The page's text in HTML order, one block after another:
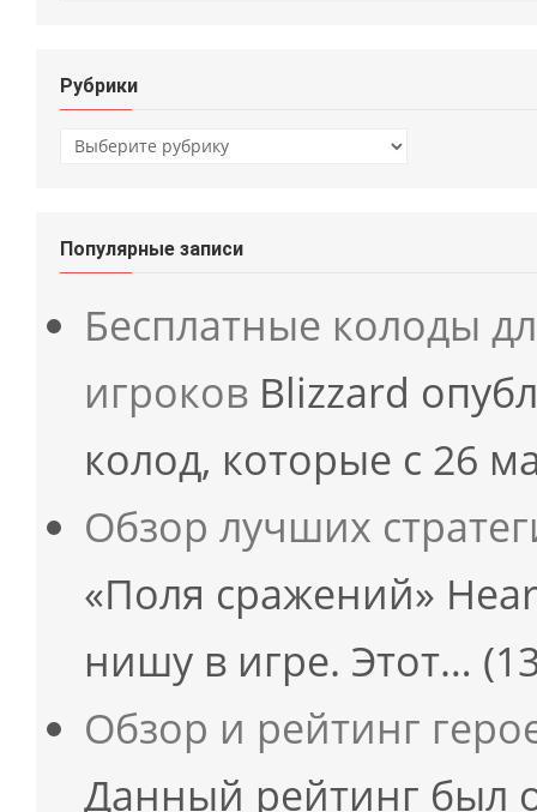
Рубрики
Рубрики
Популярные записи
Бесплатные колоды
игроков Blizzard
колод, которые с 26
Обзор лучших
«Поля сражений»
нишу в игре. Этот…
Обзор и рейтинг
Данный рейтинг был